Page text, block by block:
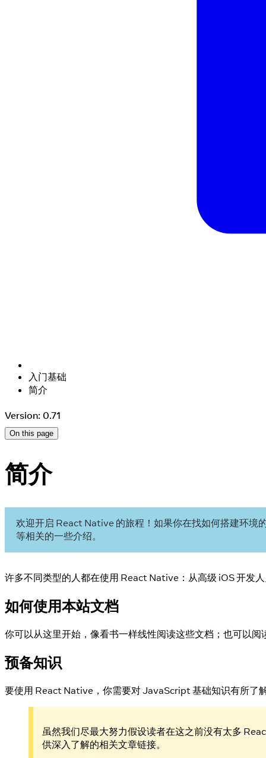
入门基础
简介
Version: 0.71
On this page
简介
欢迎开启 React Native 的旅程！如果你在找如何搭建环境
等相关的一些介绍。
许多不同类型的人都在使用 React Native：从高级 iOS 开发
如何使用本站文档
你可以从这里开始，像看书一样线性阅读这些文档；也可以
预备知识
要使用 React Native，你需要对 JavaScript 基础知识有所了
虽然我们尽最大努力假设读者在这之前没有太多
供深入了解的相关文章链接。